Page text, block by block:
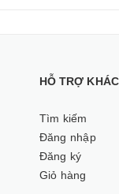
HỖ TRỢ
Tìm kiếm
Đăng nhập
Đăng ký
Giỏ hàng